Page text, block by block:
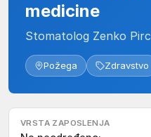
medicine
Stomatolog Zenko
Požega Zdravstvo
VRSTA ZAPOSLENJA